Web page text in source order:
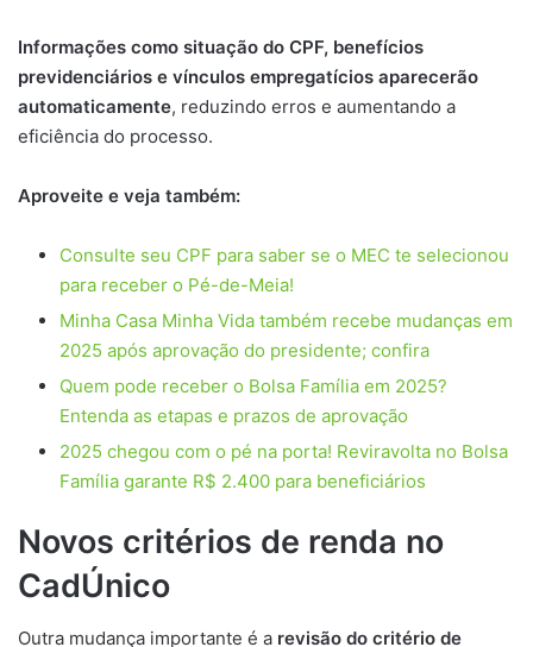
Informações como situação do CPF, benefícios
previdenciários e vínculos empregatícios aparecerão
automaticamente, reduzindo erros e aumentando a
eficiência do processo.
Aproveite e veja também:
Consulte seu CPF para saber se o MEC te selecionou
para receber o Pé-de-Meia!
Minha Casa Minha Vida também recebe mudanças em
2025 após aprovação do presidente; confira
Quem pode receber o Bolsa Família em 2025?
Entenda as etapas e prazos de aprovação
2025 chegou com o pé na porta! Reviravolta no Bolsa
Família garante R$ 2.400 para beneficiários
Novos critérios de renda no
CadÚnico
Outra mudança importante é a revisão do critério de